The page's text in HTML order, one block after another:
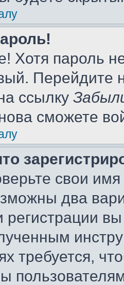
Хотя пароль
Перейдите
ссылку
сможете
свои
два
регистрации
требуется,